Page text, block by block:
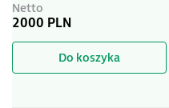
Netto
2000 PLN
Do koszyka